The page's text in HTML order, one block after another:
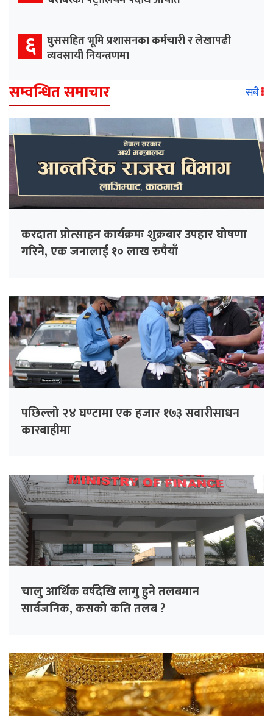
६ घुससहित भूमि प्रशासनका कर्मचारी र लेखापढी
व्यवसायी नियन्त्रणमा
सम्वन्धित समाचार सबै
करदाता प्रोत्साहन कार्यक्रमः शुक्रबार उपहार घोषणा
गरिने, एक जनालाई १० लाख रुपैयाँ
पछिल्लो २४ घण्टामा एक हजार १७३ सवारीसाधन
कारबाहीमा
चालु आर्थिक वर्षदेखि लागु हुने तलबमान
सार्वजनिक, कसको कति तलब ?